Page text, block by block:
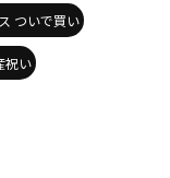
ついで買い
祝い